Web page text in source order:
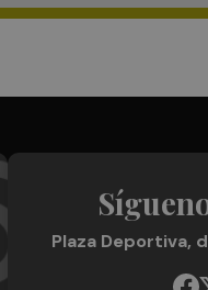
Plaza Deportiva,